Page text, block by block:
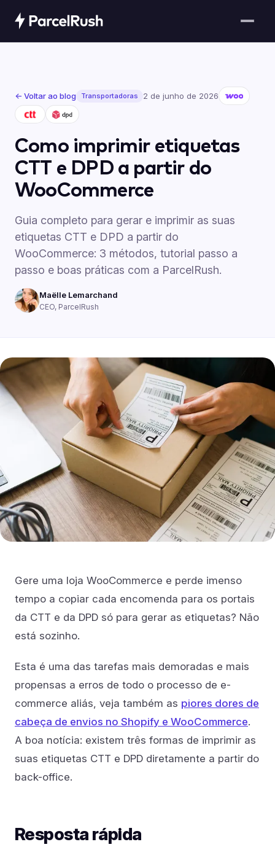
← Voltar ao blog Transportadoras 2 de junho de 2026
Como imprimir etiquetas
CTT e DPD a partir do
WooCommerce
Guia completo para gerar e imprimir as suas
etiquetas CTT e DPD a partir do
WooCommerce: 3 métodos, tutorial passo a
passo e boas práticas com a ParcelRush.
Maëlle Lemarchand
CEO, ParcelRush
Gere uma loja WooCommerce e perde imenso
tempo a copiar cada encomenda para os portais
da CTT e da DPD só para gerar as etiquetas? Não
está sozinho.
Esta é uma das tarefas mais demoradas e mais
propensas a erros de todo o processo de e-
commerce aliás, veja também as piores dores de
cabeça de envios no Shopify e WooCommerce.
A boa notícia: existem três formas de imprimir as
suas etiquetas CTT e DPD diretamente a partir do
back-office.
Resposta rápida